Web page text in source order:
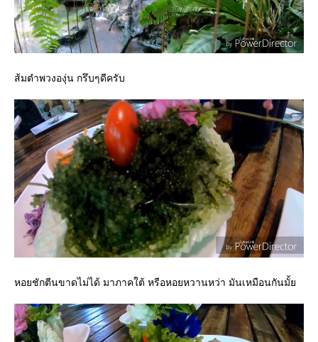
ส้มตำพวงองุ่น กรึบๆดีครับ
หอยชักตีนขาดไม่ได้ มาภาคใต้ หรือหอยหวานหว่า มันเหมือนกันมั้